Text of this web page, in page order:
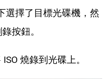
選擇了目標光碟機，然
按鈕。
燒錄到光碟上。